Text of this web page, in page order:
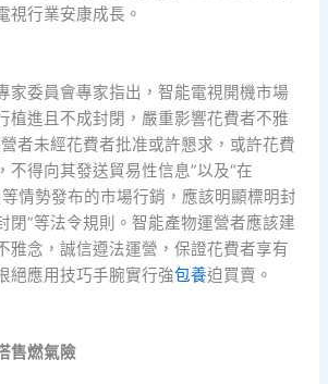
視行業安康成長。
委員會專家指出，智能電視開機市場
植進且不成封閉，嚴重影響花費者不雅
者未經花費者批准或許懇求，或許花費
不得向其發送貿易性信息”以及“在
情勢發布的市場行銷，應該明顯標明封
閉”等法令規則。智能產物運營者應該建
雅念，誠信遵法運營，保證花費者享有
絕應用技巧手腕實行強包養迫買賣。
燃氣險